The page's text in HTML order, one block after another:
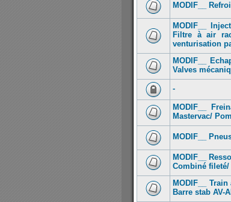
MODIF__
MODIF__
Filtre à air
venturisation
MODIF__
Valves
-
MODIF__
Mastervac/
MODIF__
MODIF__
Combiné
MODIF__
Barre stab AV-